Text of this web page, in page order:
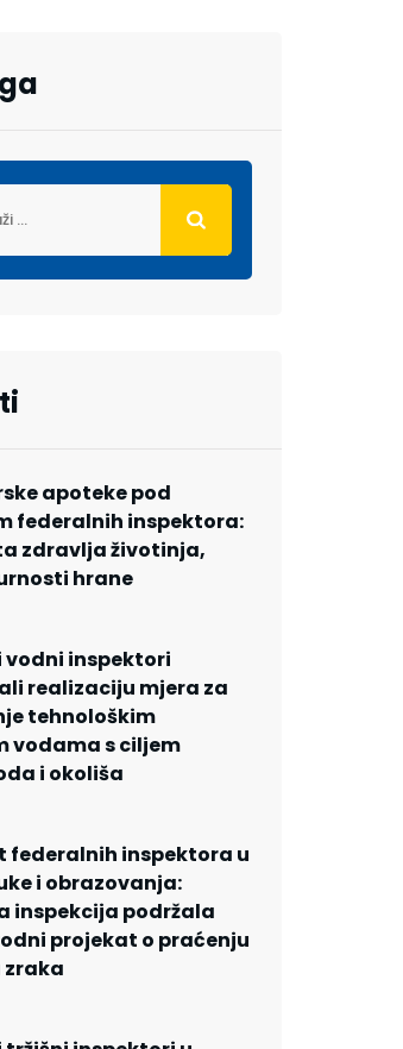
apoteke pod
federalnih inspektora:
zdravlja životinja,
hrane
vodni inspektori
realizaciju mjera za
tehnološkim
vodama s ciljem
i okoliša
federalnih inspektora u
i obrazovanja:
inspekcija podržala
projekat o praćenju